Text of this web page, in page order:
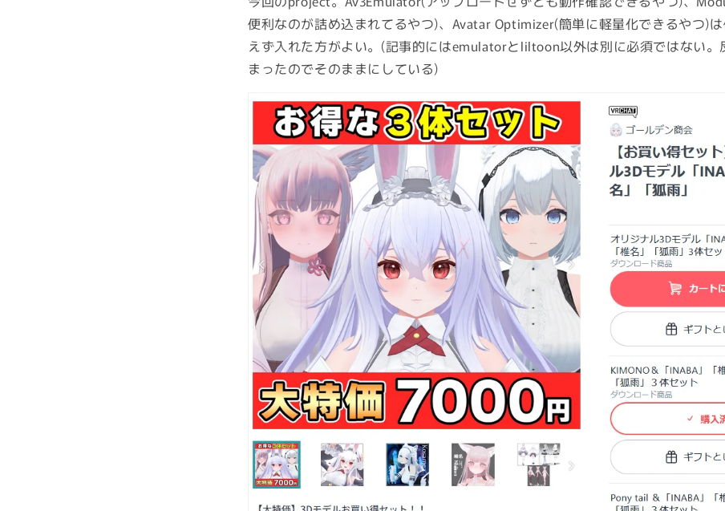
便利なのが詰め込まれてるやつ)、Avatar Optimizer(簡単に軽量化できるやつ)
えず入れた方がよい。(記事的にはemulatorとliltoon以外は別に必須ではない。
まったのでそのままにしている)